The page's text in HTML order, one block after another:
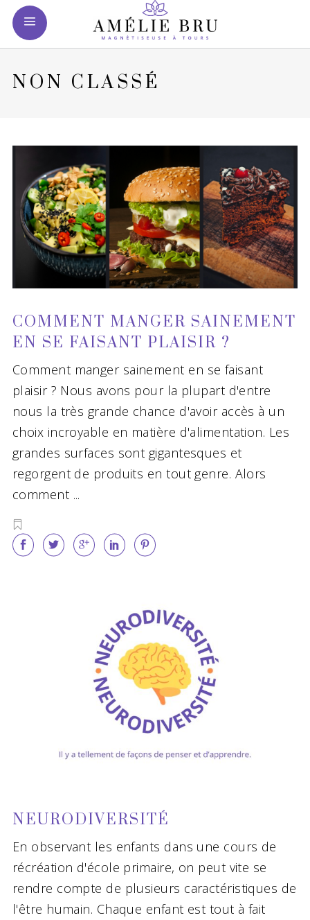
NON CLASSÉ
COMMENT MANGER SAINEMENT
EN SE FAISANT PLAISIR ?
Comment manger sainement en se faisant
plaisir ? Nous avons pour la plupart d'entre
nous la très grande chance d'avoir accès à un
choix incroyable en matière d'alimentation. Les
grandes surfaces sont gigantesques et
regorgent de produits en tout genre. Alors
comment
NEURODIVERSITÉ
En observant les enfants dans une cours de
récréation d'école primaire, on peut vite se
rendre compte de plusieurs caractéristiques de
l'être humain. Chaque enfant est tout à fait